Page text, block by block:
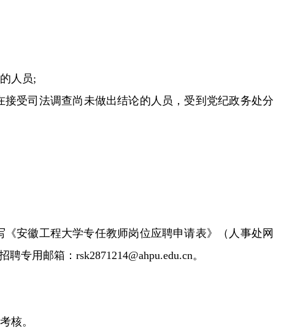
人员;
受司法调查尚未做出结论的人员，受到党纪政务处分
安徽工程大学专任教师岗位应聘申请表》（人事处网
用邮箱：rsk2871214@ahpu.edu.cn。
核。